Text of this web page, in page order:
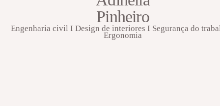
Pinheiro
Engenharia civil I Design de interiores I Segurança do
Ergonomia